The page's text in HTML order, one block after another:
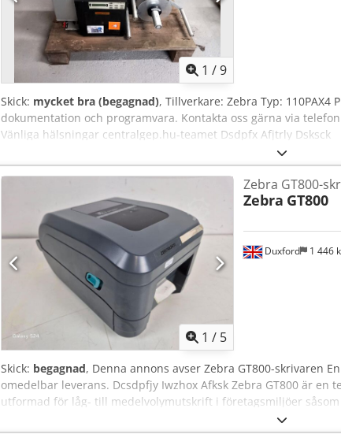
1 /9
Skick: mycket bra (begagnad), Tillverkare: Zebra Typ:
dokumentation och programvara. Kontakta oss gärna via
Vänliga hälsningar centralgep.hu-teamet Dsdpfx Afjtrly Dsksck
1 / 5
Duxford 1 446
Zebra GT800-
Zebra GT800
Skick: begagnad, Denna annons avser Zebra GT800-skrivaren
omedelbar leverans. Dcsdpfjy Iwzhox Afksk Zebra GT800 är en
utformad för låg- till medelvolymutskrift i företagsmiljöer
sjukvård, detaljhandel och offentlig sektor. Det är en
flexibilitet och användarvänlighet till ett konkurrenskraftigt